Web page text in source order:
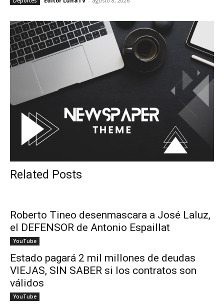
Related Posts
Roberto Tineo desenmascara a José Laluz,
el DEFENSOR de Antonio Espaillat
YouTube
Estado pagará 2 mil millones de deudas
VIEJAS, SIN SABER si los contratos son
válidos
YouTube